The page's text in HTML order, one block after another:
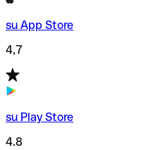
su App Store
4,7
su Play Store
4.8